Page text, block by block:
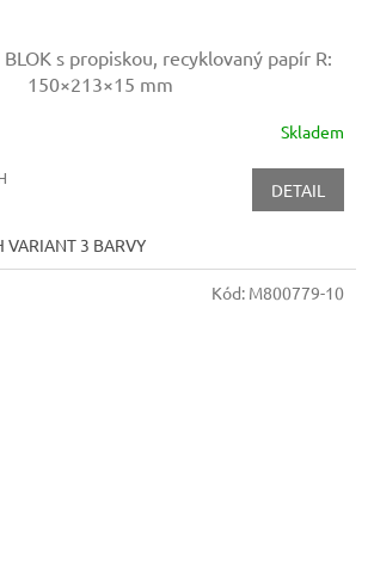
BLOK s propiskou, recyklovaný papír R:
150×213×15 mm
Skladem
DETAIL
VARIANT 3 BARVY
Kód: M800779-10